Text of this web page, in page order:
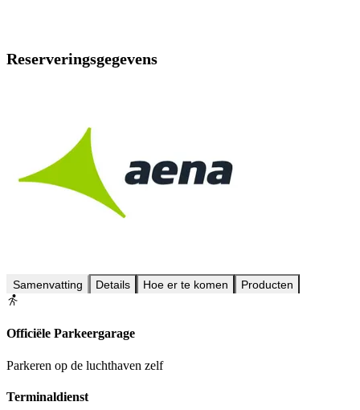
Reserveringsgegevens
Samenvatting Details Hoe er te komen Producten
Officiële Parkeergarage
Parkeren op de luchthaven zelf
Terminaldienst